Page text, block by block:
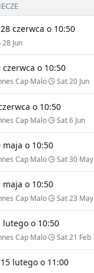
czerwca o 10:50
28 Jun
o 10:50
Cap Malo Sat 20 Jun
o 10:50
Cap Malo Sat 6 Jun
maja o 10:50
Cap Malo Sat 30 May
maja o 10:50
Cap Malo Sat 23 May
lutego o 10:50
Cap Malo Sat 21 Feb
lutego o 11:00